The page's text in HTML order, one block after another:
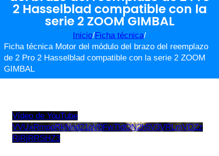
2 Hasselblad compatible con la
serie 2 ZOOM GIMBAL
Inicio/Ficha técnica/
Ficha técnica Motor del módulo del brazo del reemplazo
de 2 Pro 2 Hasselblad compatible con la serie 2 ZOOM
GIMBAL
Vídeo de YouTube
VVUxRmppRkNnd21qV0FwTldON2h5V3VRLmVDZz
RiRjRRSHZ3